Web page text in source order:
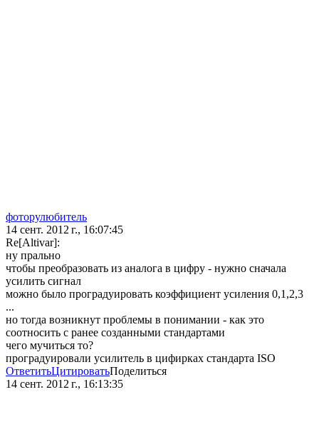
фоторулюбитель
14 сент. 2012 г., 16:07:45
Re[Altivar]:
ну прально
чтобы преобразовать из аналога в цифру - нужно сначала
усилить сигнал
можно было проградуировать коэффициент усиления 0,1,2,3
...
но тогда возникнут проблемы в понимании - как это
соотносить с ранее созданными стандартами
чего мучиться то?
проградуировали усилитель в цифирках стандарта ISO
ОтветитьЦитироватьПоделиться
14 сент. 2012 г., 16:13:35